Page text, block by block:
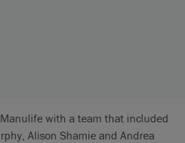
with a team that included
Alison Shamie and Andrea